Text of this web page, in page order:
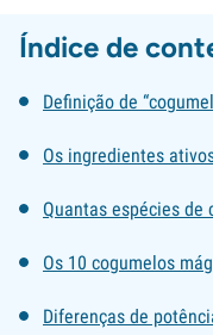
Índice de
Definição de
Os ingredientes
Quantas espécies de
Os 10 cogumelos
Diferenças de